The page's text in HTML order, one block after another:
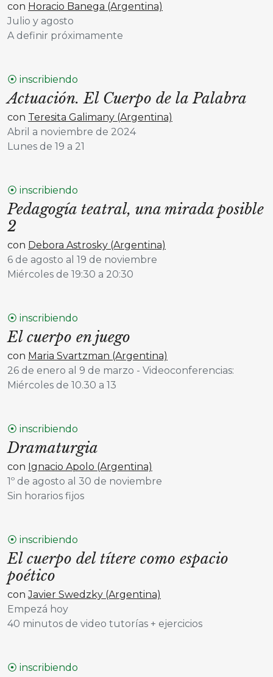
con Horacio Banega (Argentina)
Julio y agosto
A definir próximamente
⦿ inscribiendo
Actuación. El Cuerpo de la Palabra
con Teresita Galimany (Argentina)
Abril a noviembre de 2024
Lunes de 19 a 21
⦿ inscribiendo
Pedagogía teatral, una mirada posible
2
con Debora Astrosky (Argentina)
6 de agosto al 19 de noviembre
Miércoles de 19:30 a 20:30
⦿ inscribiendo
El cuerpo en juego
con Maria Svartzman (Argentina)
26 de enero al 9 de marzo - Videoconferencias:
Miércoles de 10.30 a 13
⦿ inscribiendo
Dramaturgia
con Ignacio Apolo (Argentina)
1º de agosto al 30 de noviembre
Sin horarios fijos
⦿ inscribiendo
El cuerpo del títere como espacio
poético
conJavier Swedzky (Argentina)
Empezá hoy
40 minutos de video tutorías + ejercicios
⦿ inscribiendo